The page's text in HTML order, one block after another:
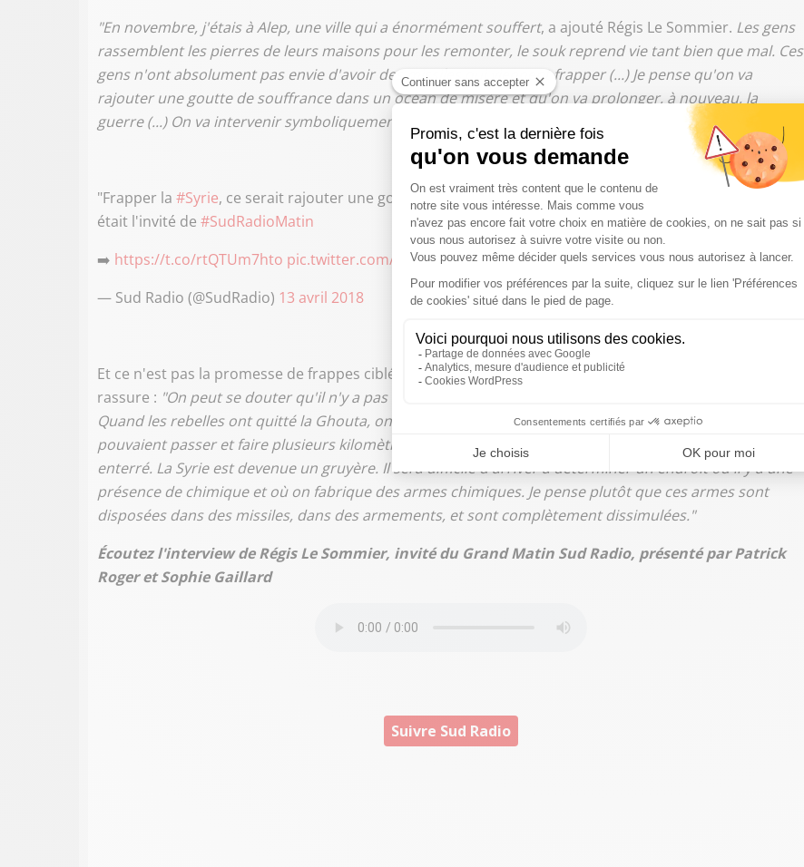
"En novembre, j'étais à Alep, une ville qui a énormément souffert, a ajouté Régis Le Sommier. Les gens
rassemblent les pierres de leurs maisons pour les remonter, le souk reprend vie tant bien que mal. Ces
gens n'ont absolument pas envie d'avoir des missiles qui viennent frapper (...) Je pense qu'on va
rajouter une goutte de souffrance dans un océan de misère et qu'on va prolonger, à nouveau, la
guerre (...) On va intervenir symboliquement, pour soulager notre conscience..."
"Frapper la #Syrie, ce serait rajouter une goutte de souffrance à un océan de misère."
était l'invité de #SudRadioMatin
➡️ https://t.co/rtQTUm7hto pic.twitter.com/HHxCOQ3Egw
— Sud Radio (@SudRadio) 13 avril 2018
Et ce n'est pas la promesse de frappes ciblées sur les zones de production d'armes chimiques qui le
rassure : "On peut se douter qu'il n'y a pas une usine où il est marqué 'Ici, on fabrique du chimique'.
Quand les rebelles ont quitté la Ghouta, on a pu voir qu'il y avait des tunnels où des véhicules
pouvaient passer et faire plusieurs kilomètres souterrains. Chaque ennemi, en Syrie, est complètement
enterré. La Syrie est devenue un gruyère. Il sera difficile d'arriver à déterminer un endroit où il y a une
présence de chimique et où on fabrique des armes chimiques. Je pense plutôt que ces armes sont
disposées dans des missiles, dans des armements, et sont complètement dissimulées."
Écoutez l'interview de Régis Le Sommier, invité du Grand Matin Sud Radio, présenté par Patrick
Roger et Sophie Gaillard
Suivre Sud Radio